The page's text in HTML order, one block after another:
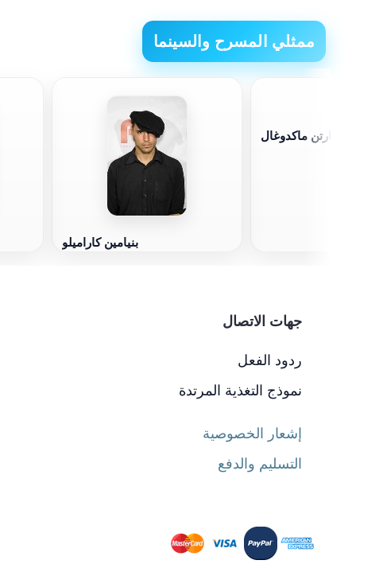
ممثلي المسرح والسينما
مارتن ماكدوغال
بنيامين كاراميلو
جهات الاتصال
ردود الفعل
نموذج التغذية المرتدة
إشعار الخصوصية
التسليم والدفع